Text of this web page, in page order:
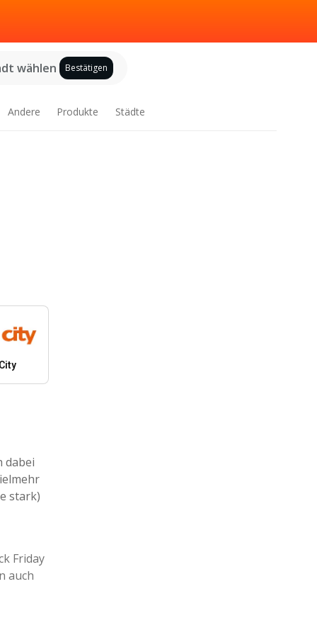
wählen Bestätigen
Andere Produkte Städte
dabei
stark)
Friday
auch